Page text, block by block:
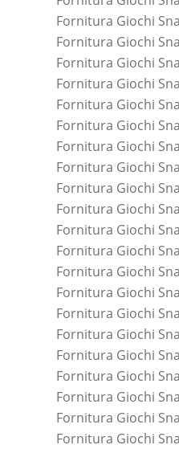
Fornitura Giochi
Fornitura Giochi
Fornitura Giochi
Fornitura Giochi
Fornitura Giochi
Fornitura Giochi
Fornitura Giochi
Fornitura Giochi
Fornitura Giochi
Fornitura Giochi
Fornitura Giochi
Fornitura Giochi
Fornitura Giochi
Fornitura Giochi
Fornitura Giochi
Fornitura Giochi
Fornitura Giochi
Fornitura Giochi
Fornitura Giochi
Fornitura Giochi
Fornitura Giochi